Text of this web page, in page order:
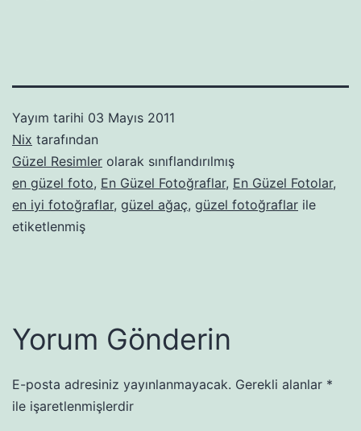
Yayım tarihi 03 Mayıs 2011
Nix tarafından
Güzel Resimler olarak sınıflandırılmış
en güzel foto, En Güzel Fotoğraflar, En Güzel Fotolar,
en iyi fotoğraflar, güzel ağaç, güzel fotoğraflar ile
etiketlenmiş
Yorum Gönderin
E-posta adresiniz yayınlanmayacak. Gerekli alanlar *
ile işaretlenmişlerdir